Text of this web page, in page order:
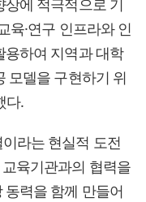
에 적극적으로 기
육·연구 인프라와 인
용하여 지역과 대학
모델을 구현하기 위
다.
라는 현실적 도전
육기관과의 협력을
력을 함께 만들어